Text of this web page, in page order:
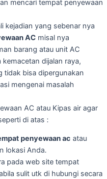
mencari tempat penyewaan
kejadian yang sebenar nya
AC misal nya
barang atau unit AC
dijalan raya,
tidak bisa dipergunakan
mengenai masalah
AC atau Kipas air agar
di atas :
penyewaan ac atau
lokasi Anda.
pada web site tempat
sulit utk di hubungi secara